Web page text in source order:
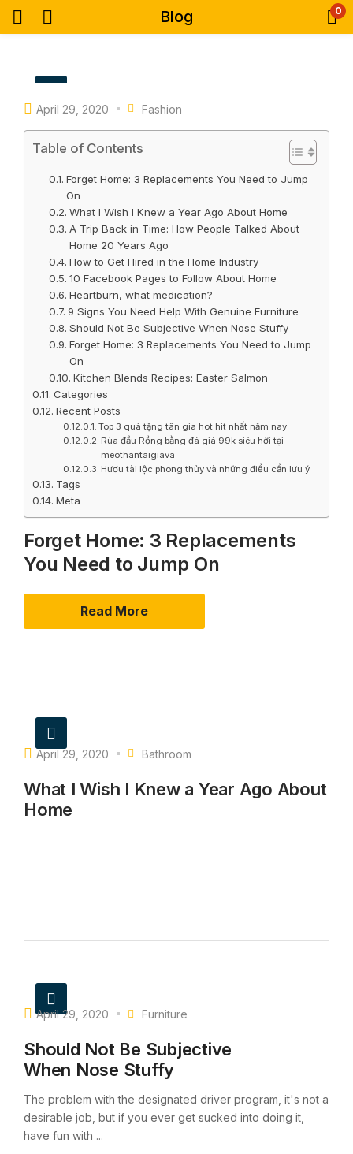
Blog 0
April 29, 2020 Fashion
Table of Contents
Forget Home: 3 Replacements You Need to Jump
On
What I Wish I Knew a Year Ago About Home
A Trip Back in Time: How People Talked About
Home 20 Years Ago
How to Get Hired in the Home Industry
10 Facebook Pages to Follow About Home
Heartburn, what medication?
9 Signs You Need Help With Genuine Furniture
Should Not Be Subjective When Nose Stuffy
Forget Home: 3 Replacements You Need to Jump
On
Kitchen Blends Recipes: Easter Salmon
Categories
Recent Posts
Top 3 quà tặng tân gia hot hit nhất năm nay
Rùa đầu Rồng bằng đá giá 99k siêu hời tại
meothantaigiava
Hươu tài lộc phong thủy và những điều cần lưu ý
Tags
Meta
Forget Home: 3 Replacements
You Need to Jump On
Read More
April 29, 2020 Bathroom
What I Wish I Knew a Year Ago About
Home
April 29, 2020 Furniture
Should Not Be Subjective
When Nose Stuffy
The problem with the designated driver program, it's not a
desirable job, but if you ever get sucked into doing it,
have fun with ...